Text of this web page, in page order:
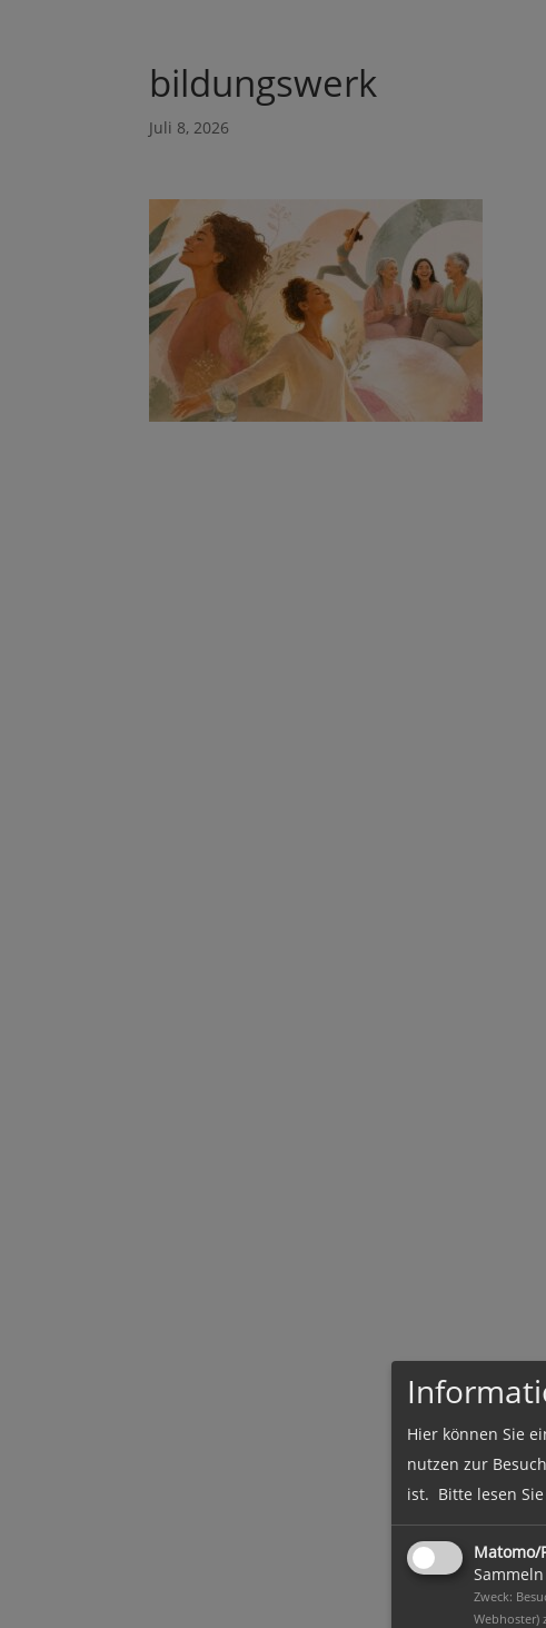
bildungswerk
Juli 8, 2026
Hier können Sie
nutzen zur
ist. Bitte lesen
Matomo/
Zweck:
Webhoster)